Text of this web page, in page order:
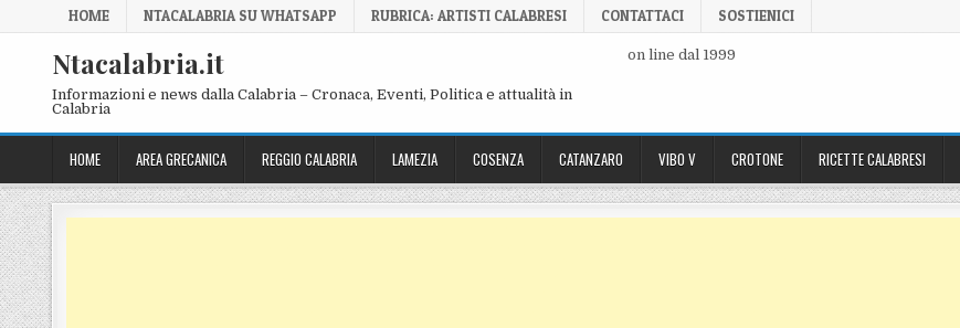
Skip to content
HOME NTACALABRIA SU WHATSAPP RUBRICA: ARTISTI CALABRESI CONTATTACI SOSTIENICI
Ntacalabria.it
Informazioni e news dalla Calabria – Cronaca, Eventi, Politica e attualità in
Calabria
on line dal 1999
HOME AREA GRECANICA REGGIO CALABRIA LAMEZIA COSENZA CATANZARO VIBO V CROTONE RICETTE CALABRESI